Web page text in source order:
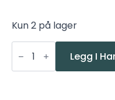
Kun 2 på lager
Star
LED
GU10
mini
Legg I